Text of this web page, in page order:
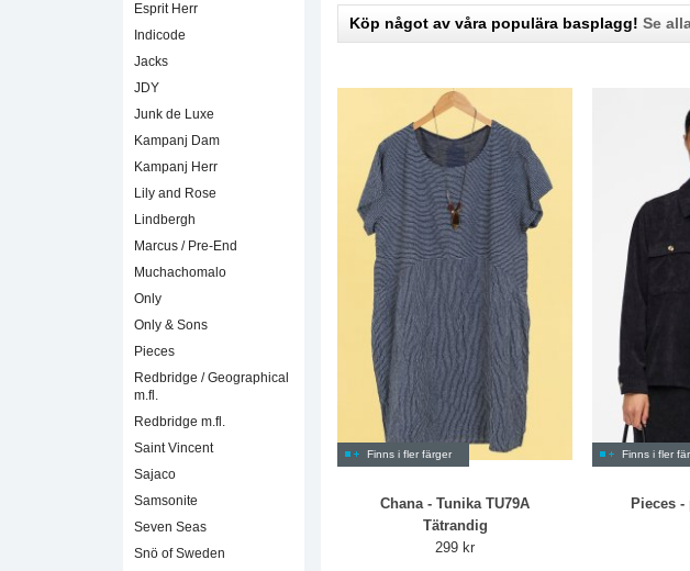
Esprit Herr
Indicode
Jacks
JDY
Junk de Luxe
Kampanj Dam
Kampanj Herr
Lily and Rose
Lindbergh
Marcus / Pre-End
Muchachomalo
Only
Only & Sons
Pieces
Redbridge / Geographical
m.fl.
Redbridge m.fl.
Saint Vincent
Sajaco
Samsonite
Seven Seas
Snö of Sweden
Köp något av våra populära basplagg! Se
Finns i fler färger
Chana - Tunika TU79A
Tätrandig
299 kr
Finns i fler
Pieces